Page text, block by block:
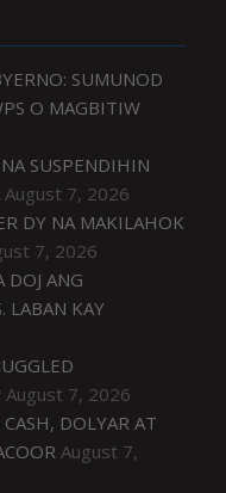
SUMUNOD
O MAGBITIW
SUSPENDIHIN
August 7, 2026
DY NA MAKILAHOK
7, 2026
DOJ ANG
LABAN KAY
August 7, 2026
DOLYAR AT
August 7,